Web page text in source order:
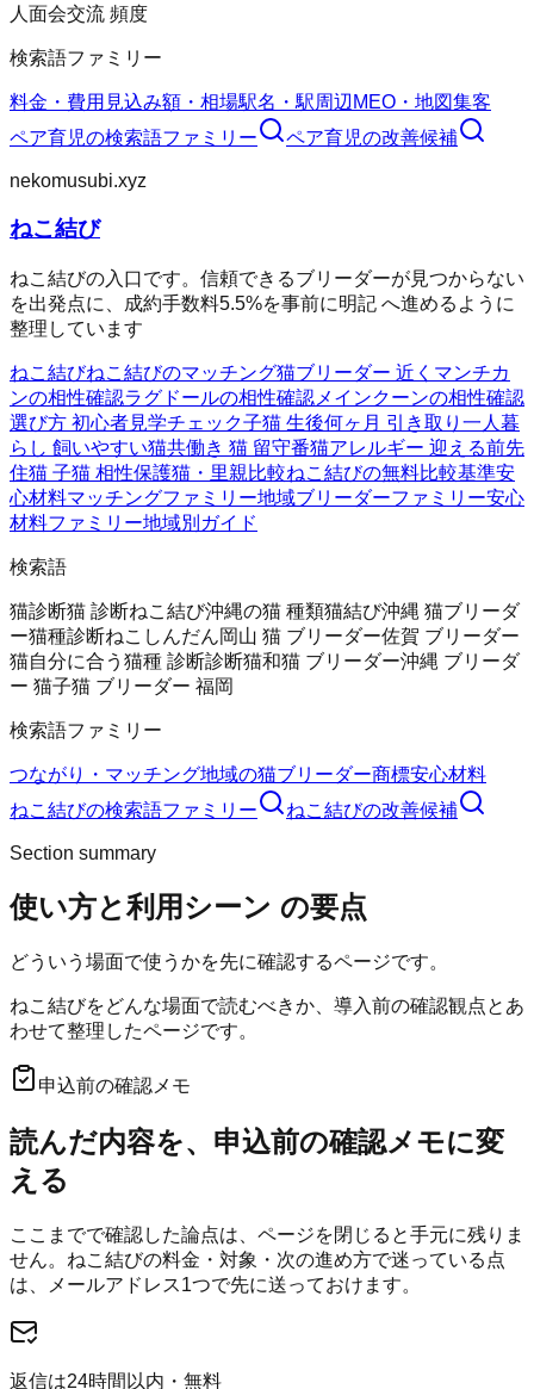
人 面会交流 頻度
検索語ファミリー
料金・費用 見込み額・相場駅名・駅周辺 MEO・地図集客
ペア育児の検索語ファミリー ペア育児の改善候補
nekomusubi.xyz
ねこ結び
ねこ結びの入口です。信頼できるブリーダーが見つからない
を出発点に、成約手数料5.5%を事前に明記 へ進めるように
整理しています
ねこ結びねこ結びのマッチング猫ブリーダー 近く マンチカ
ンの相性確認ラグドールの相性確認 メインクーンの相性確認
選び方 初心者見学チェック子猫 生後何ヶ月 引き取り 一人暮
らし 飼いやすい猫共働き 猫 留守番猫アレルギー 迎える前先
住猫 子猫 相性保護猫・里親比較ねこ結びの無料比較基準安
心材料マッチングファミリー地域ブリーダーファミリー安心
材料ファミリー地域別ガイド
検索語
猫診断猫 診断ねこ結び沖縄の猫 種類猫結び沖縄 猫ブリーダ
ー猫種診断ねこしんだん岡山 猫 ブリーダー佐賀 ブリーダー
猫自分に合う猫種 診断診断猫和猫 ブリーダー沖縄 ブリーダ
ー 猫子猫 ブリーダー 福岡
検索語ファミリー
つながり・マッチング地域の猫ブリーダー商標安心材料
ねこ結びの検索語ファミリー ねこ結びの改善候補
Section summary
使い方と利用シーン の要点
どういう場面で使うかを先に確認するページです。
ねこ結びをどんな場面で読むべきか、導入前の確認観点とあ
わせて整理したページです。
申込前の確認メモ
読んだ内容を、申込前の確認メモに変
える
ここまでで確認した論点は、ページを閉じると手元に残りま
せん。 ねこ結びの料金・対象・次の進め方で迷っている点
は、メールアドレス1つで先に送っておけます。
返信は24時間以内・無料